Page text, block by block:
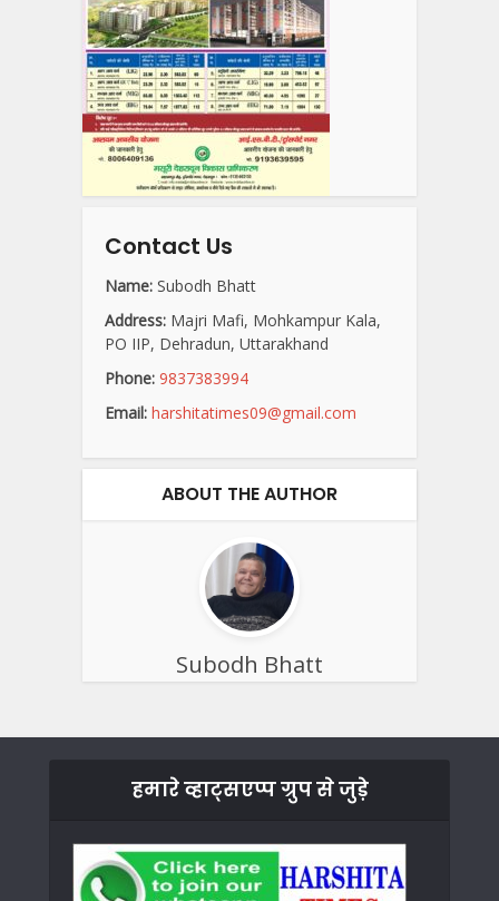
Contact Us
Name: Subodh Bhatt
Address: Majri Mafi, Mohkampur Kala,
PO IIP, Dehradun, Uttarakhand
Phone: 9837383994
Email: harshitatimes09@gmail.com
ABOUT THE AUTHOR
Subodh Bhatt
हमारे व्हाट्सएप्प ग्रुप से जुड़े